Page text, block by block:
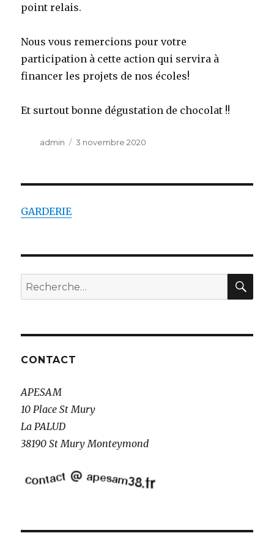
point relais.
Nous vous remercions pour votre
participation à cette action qui servira à
financer les projets de nos écoles!
Et surtout bonne dégustation de chocolat !!
Auteur
admin
Publié
3 novembre 2020
GARDERIE
Recherche
pour
CONTACT
APESAM
10 Place St Mury
La PALUD
38190 St Mury Monteymond